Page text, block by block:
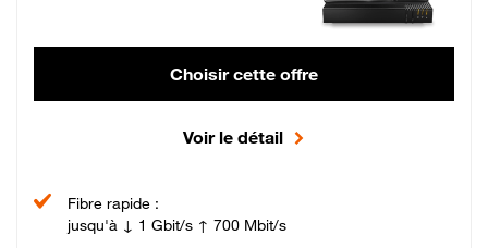
Choisir cette offre
Voir le détail
Fibre rapide :
jusqu'à ↓ 1 Gbit/s ↑ 700 Mbit/s